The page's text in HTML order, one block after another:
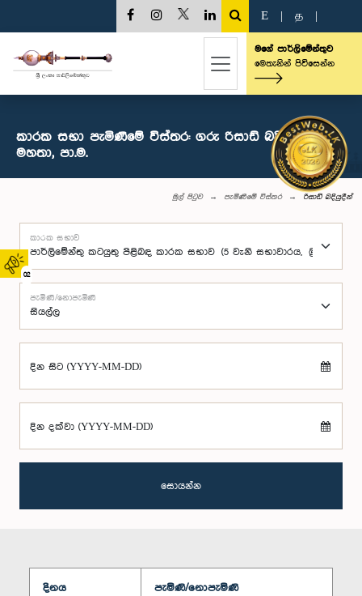
02
E த
මගේ පාර්ලිමේන්තුව
මෙතැනින් පිවිසෙන්න
කාරක සභා පැමිණීමේ විස්තර: ගරු රිසාඩ් බදියුදීන්
මහතා, පා.ම.
මුල් පිටුව පැමිණීමේ විස්තර රිසාඩ් බදියුදීන්
කාරක සභාව
පැමිණි/නොපැමිණි
දින සිට (YYYY-MM-DD)
දින දක්වා (YYYY-MM-DD)
සොයන්න
දිනය පැමිණි/නොපැමිණි